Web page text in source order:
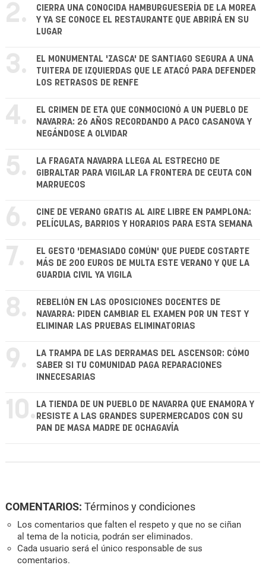
2.
CIERRA UNA CONOCIDA HAMBURGUESERÍA DE LA MOREA
Y YA SE CONOCE EL RESTAURANTE QUE ABRIRÁ EN SU
LUGAR
3.
EL MONUMENTAL 'ZASCA' DE SANTIAGO SEGURA A UNA
TUITERA DE IZQUIERDAS QUE LE ATACÓ PARA DEFENDER
LOS RETRASOS DE RENFE
4.
EL CRIMEN DE ETA QUE CONMOCIONÓ A UN PUEBLO DE
NAVARRA: 26 AÑOS RECORDANDO A PACO CASANOVA Y
NEGÁNDOSE A OLVIDAR
5.
LA FRAGATA NAVARRA LLEGA AL ESTRECHO DE
GIBRALTAR PARA VIGILAR LA FRONTERA DE CEUTA CON
MARRUECOS
6.
CINE DE VERANO GRATIS AL AIRE LIBRE EN PAMPLONA:
PELÍCULAS, BARRIOS Y HORARIOS PARA ESTA SEMANA
7.
EL GESTO 'DEMASIADO COMÚN' QUE PUEDE COSTARTE
MÁS DE 200 EUROS DE MULTA ESTE VERANO Y QUE LA
GUARDIA CIVIL YA VIGILA
8.
REBELIÓN EN LAS OPOSICIONES DOCENTES DE
NAVARRA: PIDEN CAMBIAR EL EXAMEN POR UN TEST Y
ELIMINAR LAS PRUEBAS ELIMINATORIAS
9.
LA TRAMPA DE LAS DERRAMAS DEL ASCENSOR: CÓMO
SABER SI TU COMUNIDAD PAGA REPARACIONES
INNECESARIAS
10. LA TIENDA DE UN PUEBLO DE NAVARRA QUE ENAMORA Y
RESISTE A LAS GRANDES SUPERMERCADOS CON SU
PAN DE MASA MADRE DE OCHAGAVÍA
COMENTARIOS: Términos y condiciones
Los comentarios que falten el respeto y que no se ciñan
al tema de la noticia, podrán ser eliminados.
Cada usuario será el único responsable de sus
comentarios.